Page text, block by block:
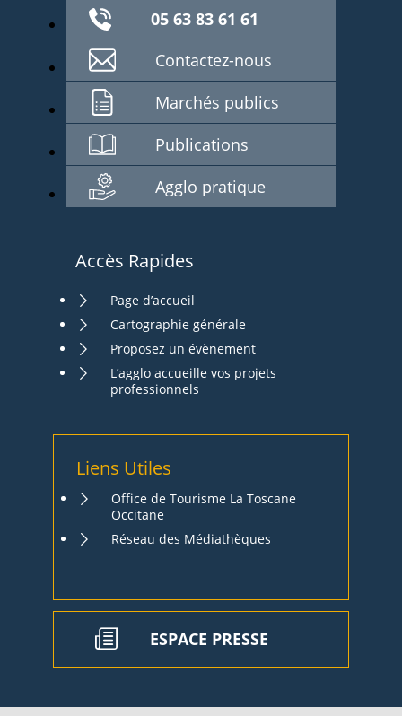
05 63 83 61 61
Contactez-nous
Marchés publics
Publications
Agglo pratique
Accès Rapides
Page d’accueil
Cartographie générale
Proposez un évènement
L’agglo accueille vos projets
professionnels
Liens Utiles
Office de Tourisme La Toscane
Occitane
Réseau des Médiathèques
ESPACE PRESSE